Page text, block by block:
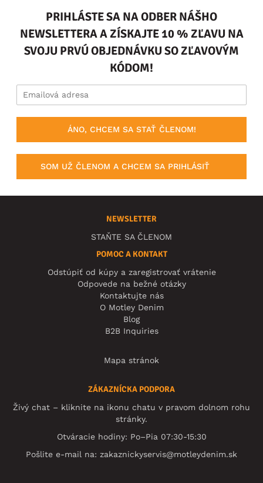
PRIHLÁSTE SA NA ODBER NÁŠHO
NEWSLETTERA A ZÍSKAJTE 10 % ZĽAVU NA
SVOJU PRVÚ OBJEDNÁVKU SO ZĽAVOVÝM
KÓDOM!
ÁNO, CHCEM SA STAŤ ČLENOM!
SOM UŽ ČLENOM A CHCEM SA PRIHLÁSIŤ
NEWSLETTER
STAŇTE SA ČLENOM
POMOC A KONTAKT
Odstúpiť od kúpy a zaregistrovať vrátenie
Odpovede na bežné otázky
Kontaktujte nás
O Motley Denim
Blog
B2B Inquiries
Mapa stránok
ZÁKAZNÍCKA PODPORA
Živý chat – kliknite na ikonu chatu v pravom dolnom rohu
stránky.
Otváracie hodiny: Po–Pia 07:30-15:30
Pošlite e-mail na: zakaznickyservis@motleydenim.sk